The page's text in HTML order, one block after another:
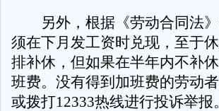
另外，根据《劳动合同法》
须在下月发工资时兑现，至于
排补休，但如果在半年内不补
班费。没有得到加班费的劳动
或拨打12333热线进行投诉举报